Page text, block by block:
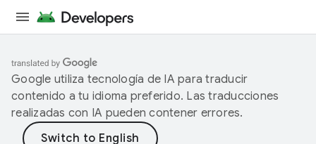
Google utiliza tecnología de IA para traducir
contenido a tu idioma preferido. Las traducciones
realizadas con IA pueden contener errores.